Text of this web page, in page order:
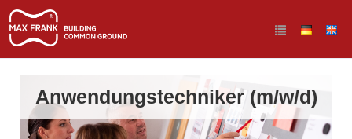
Anwendungstechniker (m/w/d)